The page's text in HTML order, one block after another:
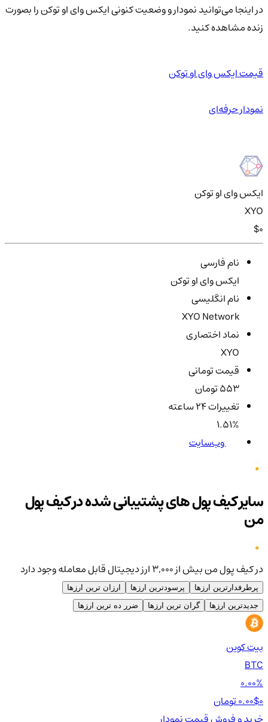
در اینجا می‌توانید نمودار و وضعیت کنونی ایکس وای او توکن را بصورت
زنده مشاهده کنید.
قیمت ایکس وای او توکن
نمودار حرفه‌ای
ایکس وای او توکن
XYO
$0
نام فارسی
ایکس وای او توکن
نام انگلیسی
XYO Network
نماد اختصاری
XYO
قیمت تومانی
553 تومان
تغییرات ۲۴ ساعته
1.51%
وب‌سایت
سایر کیف پول های پشتیبانی شده در کیف پول
من
در کیف پول من بیش از ۳,۰۰۰ ارز دیجیتال قابل معامله وجود دارد
پرطرفدارترین ارزها پرسودترین ارزها
ارزان ترین ارزها
جدیدترین ارزها
گران ترین ارزها ضرر ده ترین ارزها
بیت کوین
BTC
0.00%
0.00$